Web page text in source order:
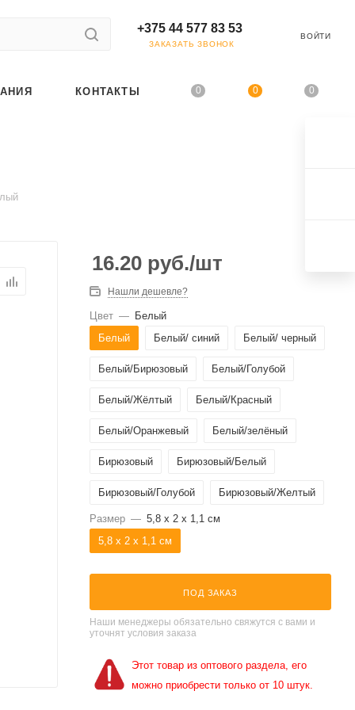
+375 44 577 83 53
ЗАКАЗАТЬ ЗВОНОК
ВОЙТИ
0 0 0
КОНТАКТЫ
16.20 руб./шт
Нашли дешевле?
Цвет — Белый
Белый
Белый/ синий Белый/ черный
Белый/Бирюзовый Белый/Голубой
Белый/Жёлтый Белый/Красный
Белый/Оранжевый Белый/зелёный
Бирюзовый Бирюзовый/Белый
Бирюзовый/Голубой Бирюзовый/Желтый
Бирюзовый/Зеленый
Бирюзовый/Красный
Бирюзовый/Синий
Голубой/Бирюзовый
Размер — 5,8 x 2 x 1,1 см
5,8 x 2 x 1,1 см
ПОД ЗАКАЗ
Наши менеджеры обязательно свяжутся с вами и
уточнят условия заказа
Этот товар из оптового раздела, его
можно приобрести только от 10 штук.